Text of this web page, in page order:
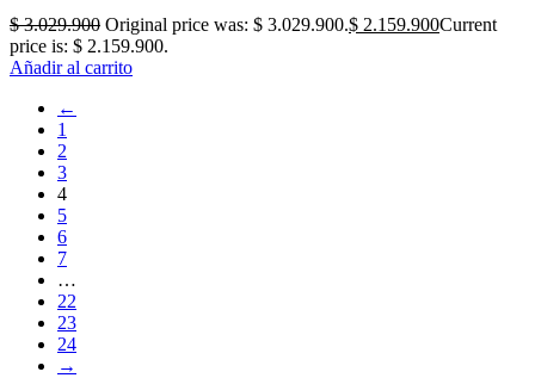
$3.029.900 Original price was: $ 3.029.900.$ 2.159.900Current
price is: $ 2.159.900.
Añadir al carrito
←
1
2
3
4
5
6
7
…
22
23
24
→